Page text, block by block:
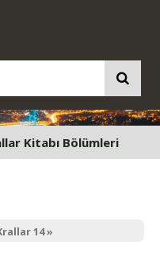
Kitabı Bölümleri
14 »